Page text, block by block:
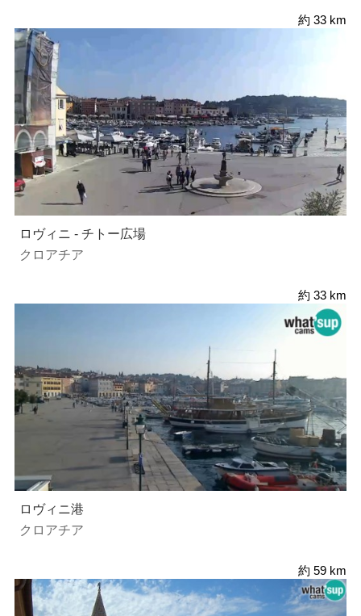
約 33 km
ロヴィニ - チトー広場
クロアチア
約 33 km
ロヴィニ港
クロアチア
約 59 km